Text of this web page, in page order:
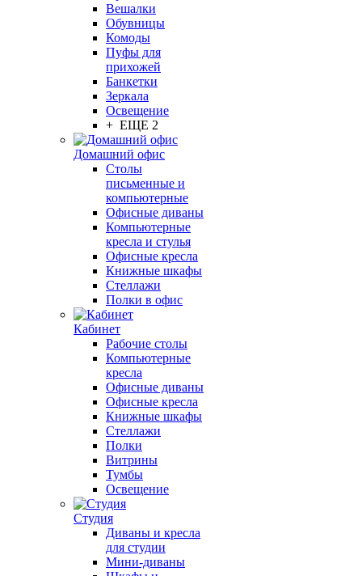
Вешалки
Обувницы
Комоды
Пуфы для
прихожей
Банкетки
Зеркала
Освещение
+ ЕЩЕ 2
Домашний офис
Столы
письменные и
компьютерные
Офисные диваны
Компьютерные
кресла и стулья
Офисные кресла
Книжные шкафы
Стеллажи
Полки в офис
Кабинет
Рабочие столы
Компьютерные
кресла
Офисные диваны
Офисные кресла
Книжные шкафы
Стеллажи
Полки
Витрины
Тумбы
Освещение
Студия
Диваны и кресла
для студии
Мини-диваны